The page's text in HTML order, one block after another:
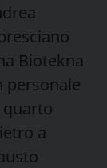
Biotekna
personale
quarto
a